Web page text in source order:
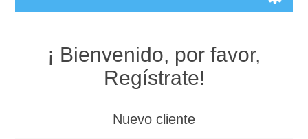
¡ Bienvenido, por favor,
Regístrate!
Nuevo cliente